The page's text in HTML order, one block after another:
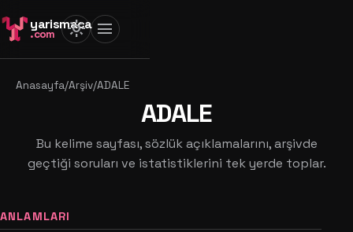
yarismaca
.com light_mode menu
Anasayfa/Arşiv/ADALE
ADALE
Bu kelime sayfası, sözlük açıklamalarını, arşivde
geçtiği soruları ve istatistiklerini tek yerde toplar.
ANLAMLARI